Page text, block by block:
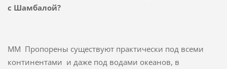
с Шамбалой?
ММ Пропорены существуют практически под всеми
континентами и даже под водами океанов, в